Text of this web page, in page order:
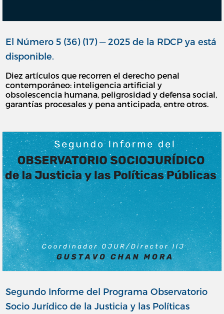
El Número 5 (36) (17) — 2025 de la RDCP ya está
disponible.
Diez artículos que recorren el derecho penal
contemporáneo: inteligencia artificial y
obsolescencia humana, peligrosidad y defensa social,
garantías procesales y pena anticipada, entre otros.
Segundo Informe del Programa Observatorio
Socio Jurídico de la Justicia y las Políticas